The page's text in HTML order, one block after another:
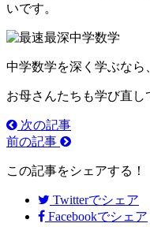
いです。
中学数学を深く学ぶなら
お母さんたちも学び直し
次の記事
前の記事
この記事をシェアする！
Twitterでシェア
Facebookでシェア